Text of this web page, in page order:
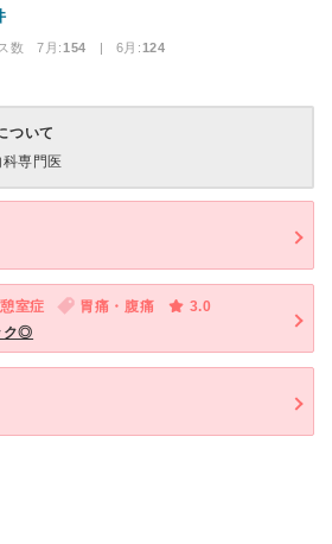
数 7月:154 | 6月:124
ついて
専門医
室症 胃痛・腹痛
3.0
ク◎